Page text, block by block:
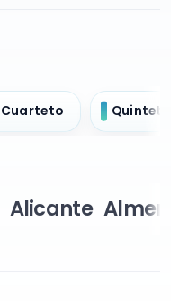
Cuarteto Quinteto
Alicante